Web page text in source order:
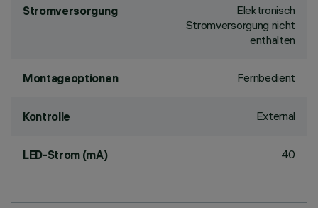
Stromversorgung
Elektronisch
Stromversorgung nicht
enthalten
Montageoptionen Fernbedient
Kontrolle External
LED-Strom (mA) 40